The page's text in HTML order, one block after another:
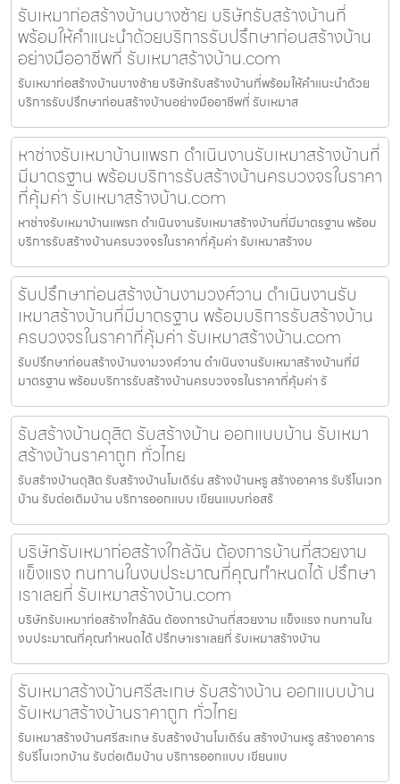
รับเหมาก่อสร้างบ้านบางซ้าย บริษัทรับสร้างบ้านที่
พร้อมให้คำแนะนำด้วยบริการรับปรึกษาก่อนสร้างบ้าน
อย่างมืออาชีพที่ รับเหมาสร้างบ้าน.com
รับเหมาก่อสร้างบ้านบางซ้าย บริษัทรับสร้างบ้านที่พร้อมให้คำแนะนำด้วย
บริการรับปรึกษาก่อนสร้างบ้านอย่างมืออาชีพที่ รับเหมาส
หาช่างรับเหมาบ้านแพรก ดำเนินงานรับเหมาสร้างบ้านที่
มีมาตรฐาน พร้อมบริการรับสร้างบ้านครบวงจรในราคา
ที่คุ้มค่า รับเหมาสร้างบ้าน.com
หาช่างรับเหมาบ้านแพรก ดำเนินงานรับเหมาสร้างบ้านที่มีมาตรฐาน พร้อม
บริการรับสร้างบ้านครบวงจรในราคาที่คุ้มค่า รับเหมาสร้างบ
รับปรึกษาก่อนสร้างบ้านงามวงศ์วาน ดำเนินงานรับ
เหมาสร้างบ้านที่มีมาตรฐาน พร้อมบริการรับสร้างบ้าน
ครบวงจรในราคาที่คุ้มค่า รับเหมาสร้างบ้าน.com
รับปรึกษาก่อนสร้างบ้านงามวงศ์วาน ดำเนินงานรับเหมาสร้างบ้านที่มี
มาตรฐาน พร้อมบริการรับสร้างบ้านครบวงจรในราคาที่คุ้มค่า รั
รับสร้างบ้านดุสิต รับสร้างบ้าน ออกแบบบ้าน รับเหมา
สร้างบ้านราคาถูก ทั่วไทย
รับสร้างบ้านดุสิต รับสร้างบ้านโมเดิร์น สร้างบ้านหรู สร้างอาคาร รับรีโนเวท
บ้าน รับต่อเติมบ้าน บริการออกแบบ เขียนแบบก่อสร้
บริษัทรับเหมาก่อสร้างใกล้ฉัน ต้องการบ้านที่สวยงาม
แข็งแรง ทนทานในงบประมาณที่คุณกำหนดได้ ปรึกษา
เราเลยที่ รับเหมาสร้างบ้าน.com
บริษัทรับเหมาก่อสร้างใกล้ฉัน ต้องการบ้านที่สวยงาม แข็งแรง ทนทานใน
งบประมาณที่คุณกำหนดได้ ปรึกษาเราเลยที่ รับเหมาสร้างบ้าน
รับเหมาสร้างบ้านศรีสะเกษ รับสร้างบ้าน ออกแบบบ้าน
รับเหมาสร้างบ้านราคาถูก ทั่วไทย
รับเหมาสร้างบ้านศรีสะเกษ รับสร้างบ้านโมเดิร์น สร้างบ้านหรู สร้างอาคาร
รับรีโนเวทบ้าน รับต่อเติมบ้าน บริการออกแบบ เขียนแบ